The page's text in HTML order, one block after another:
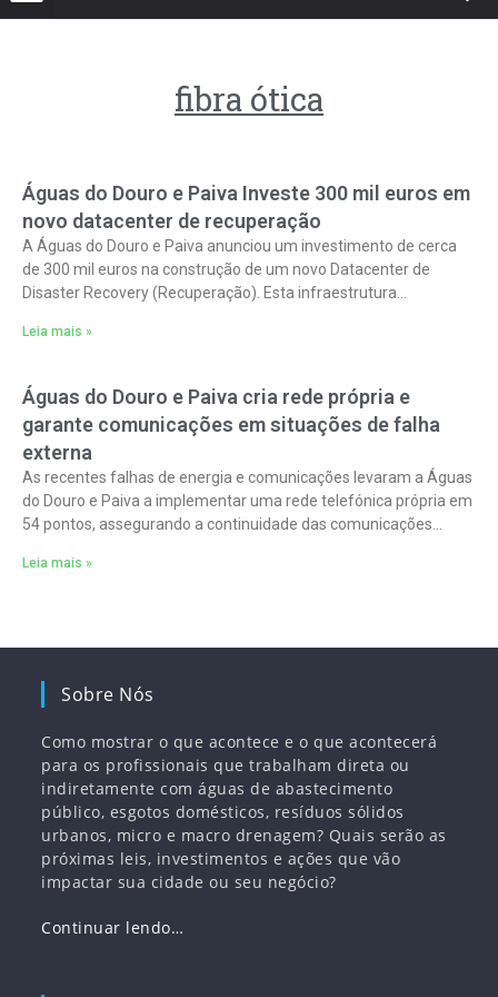
fibra ótica
Águas do Douro e Paiva Investe 300 mil euros em
novo datacenter de recuperação
A Águas do Douro e Paiva anunciou um investimento de cerca
de 300 mil euros na construção de um novo Datacenter de
Disaster Recovery (Recuperação). Esta infraestrutura
Leia mais »
Águas do Douro e Paiva cria rede própria e
garante comunicações em situações de falha
externa
As recentes falhas de energia e comunicações levaram a Águas
do Douro e Paiva a implementar uma rede telefónica própria em
54 pontos, assegurando a continuidade das comunicações
Leia mais »
Sobre Nós
Como mostrar o que acontece e o que acontecerá
para os profissionais que trabalham direta ou
indiretamente com águas de abastecimento
público, esgotos domésticos, resíduos sólidos
urbanos, micro e macro drenagem? Quais serão as
próximas leis, investimentos e ações que vão
impactar sua cidade ou seu negócio?
Continuar lendo…